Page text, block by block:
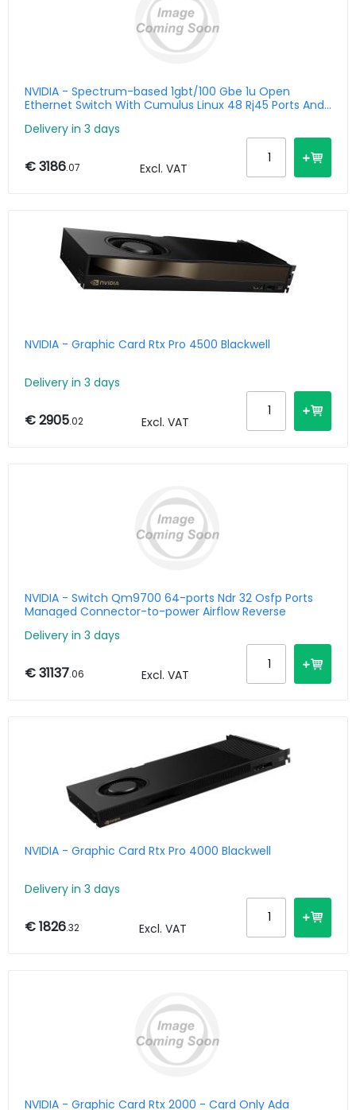
NVIDIA - Spectrum-based 1gbt/100 Gbe 1u Open
Ethernet Switch With Cumulus Linux 48 Rj45 Ports And
Delivery in 3 days
€ 3186.07 Excl. VAT
NVIDIA - Graphic Card Rtx Pro 4500 Blackwell
Delivery in 3 days
€ 2905.02 Excl. VAT
NVIDIA - Switch Qm9700 64-ports Ndr 32 Osfp Ports
Managed Connector-to-power Airflow Reverse
Delivery in 3 days
€ 31137.06 Excl. VAT
NVIDIA - Graphic Card Rtx Pro 4000 Blackwell
Delivery in 3 days
€ 1826.32 Excl. VAT
NVIDIA - Graphic Card Rtx 2000 - Card Only Ada